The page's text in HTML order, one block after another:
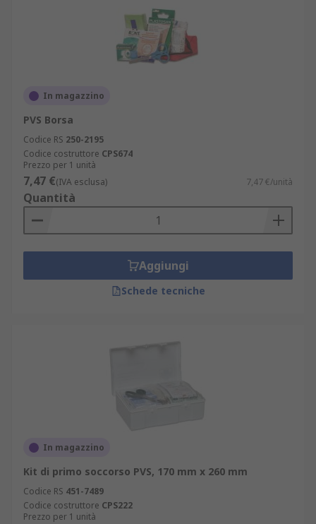
In magazzino
PVS Borsa
Codice RS 250-2195
Codice costruttore CPS674
Prezzo per 1 unità
7,47 €(IVA esclusa) 7,47 €/unità
Quantità
Aggiungi
Schede tecniche
In magazzino
Kit di primo soccorso PVS, 170 mm x 260 mm
Codice RS 451-7489
Codice costruttore CPS222
Prezzo per 1 unità